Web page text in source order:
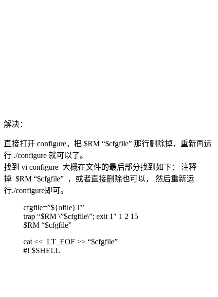
解决：
直接打开 configure，把 $RM “$cfgfile” 那行删除掉，重新再运
行 ./configure 就可以了。
找到 vi configure 大概在文件的最后部分找到如下： 注释
掉 $RM “$cfgfile” ，或者直接删除也可以， 然后重新运
行./configure即可。
cfgfile=”${ofile}T”
trap “$RM \”$cfgfile\”; exit 1″ 1 2 15
$RM “$cfgfile”
cat <<_LT_EOF >> “$cfgfile”
#! $SHELL